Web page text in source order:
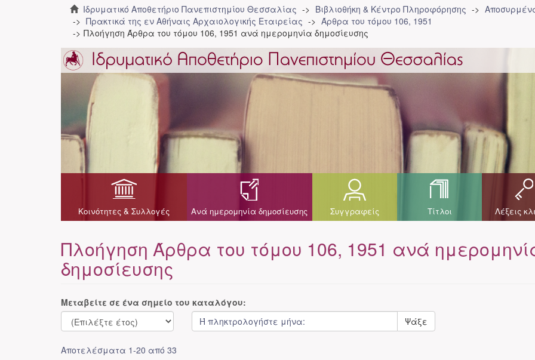
Ιδρυματικό Αποθετήριο Πανεπιστημίου Θεσσαλίας Βιβλιοθήκη & Κέντρο Πληροφόρησης
Πρακτικά της εν Αθήναις Αρχαιολογικής Εταιρείας
Άρθρα του τόμου 106, 1951
Πλοήγηση Άρθρα του τόμου 106, 1951 ανά ημερομηνία δημοσίευσης
Κοινότητες & Συλλογές Ανά ημερομηνία δημοσίευσης Συγγραφείς Τίτλοι Λέξεις
Πλοήγηση Άρθρα του τόμου 106, 1951 ανά
δημοσίευσης
Μεταβείτε σε ένα σημείο του καταλόγου:
Ψάξε
Αποτελέσματα 1-20 από 33